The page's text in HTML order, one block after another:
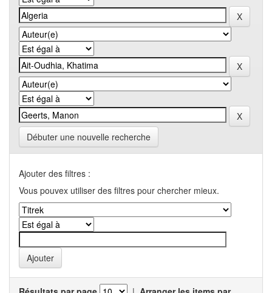
Débuter une nouvelle recherche
Ajouter des filtres :
Vous pouvex utiliser des filtres pour chercher mieux.